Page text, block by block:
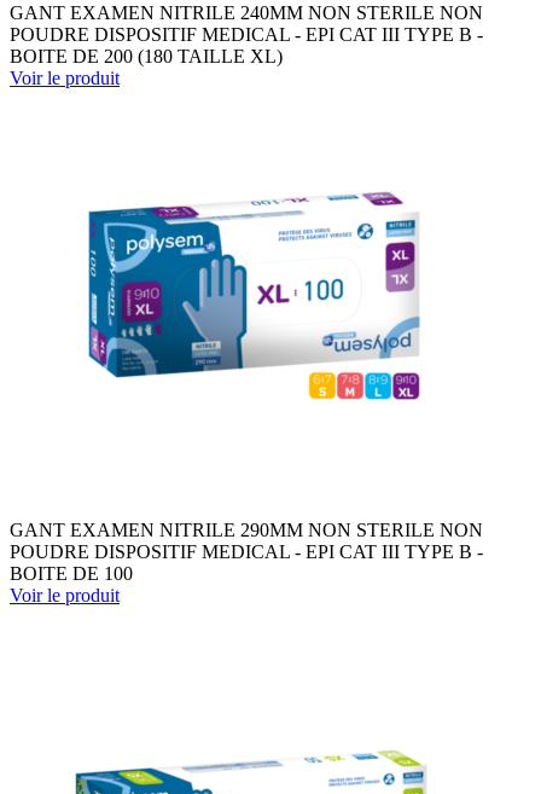
GANT EXAMEN NITRILE 240MM NON STERILE NON
POUDRE DISPOSITIF MEDICAL - EPI CAT III TYPE B -
BOITE DE 200 (180 TAILLE XL)
Voir le produit
GANT EXAMEN NITRILE 290MM NON STERILE NON
POUDRE DISPOSITIF MEDICAL - EPI CAT III TYPE B -
BOITE DE 100
Voir le produit